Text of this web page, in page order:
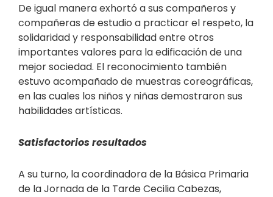
De igual manera exhortó a sus compañeros y
compañeras de estudio a practicar el respeto, la
solidaridad y responsabilidad entre otros
importantes valores para la edificación de una
mejor sociedad. El reconocimiento también
estuvo acompañado de muestras coreográficas,
en las cuales los niños y niñas demostraron sus
habilidades artísticas.
Satisfactorios resultados
A su turno, la coordinadora de la Básica Primaria
de la Jornada de la Tarde Cecilia Cabezas,